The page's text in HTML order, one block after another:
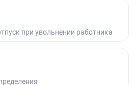
при увольнении работника